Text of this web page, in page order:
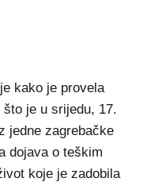
kako je provela
je u srijedu, 17.
jedne zagrebačke
dojava o teškim
koje je zadobila